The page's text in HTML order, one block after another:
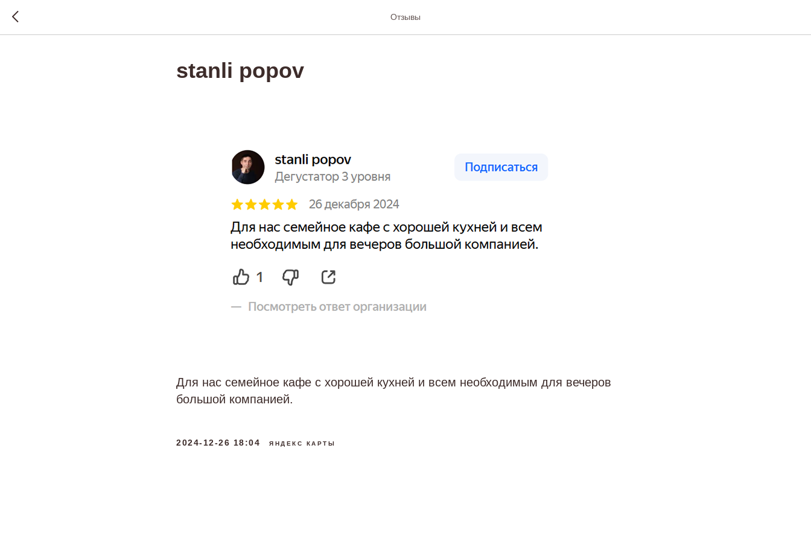
Отзывы
stanli popov
Для нас семейное кафе с хорошей кухней и всем необходимым для вечеров
большой компанией.
2024-12-26 18:04 ЯНДЕКС КАРТЫ